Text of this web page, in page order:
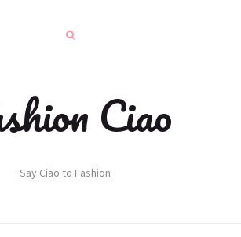
Ciao
Say Ciao to Fashion